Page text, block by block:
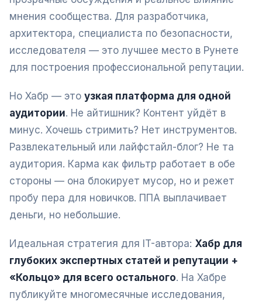
мнения сообщества. Для разработчика,
архитектора, специалиста по безопасности,
исследователя — это лучшее место в Рунете
для построения профессиональной репутации.
Но Хабр — это узкая платформа для одной
аудитории. Не айтишник? Контент уйдёт в
минус. Хочешь стримить? Нет инструментов.
Развлекательный или лайфстайл-блог? Не та
аудитория. Карма как фильтр работает в обе
стороны — она блокирует мусор, но и режет
пробу пера для новичков. ППА выплачивает
деньги, но небольшие.
Идеальная стратегия для IT-автора: Хабр для
глубоких экспертных статей и репутации +
«Кольцо» для всего остального. На Хабре
публикуйте многомесячные исследования,